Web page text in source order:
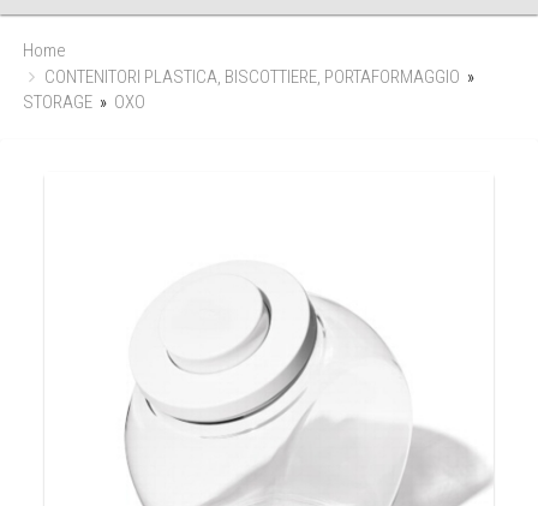
Home
CONTENITORI PLASTICA, BISCOTTIERE, PORTAFORMAGGIO »
STORAGE » OXO